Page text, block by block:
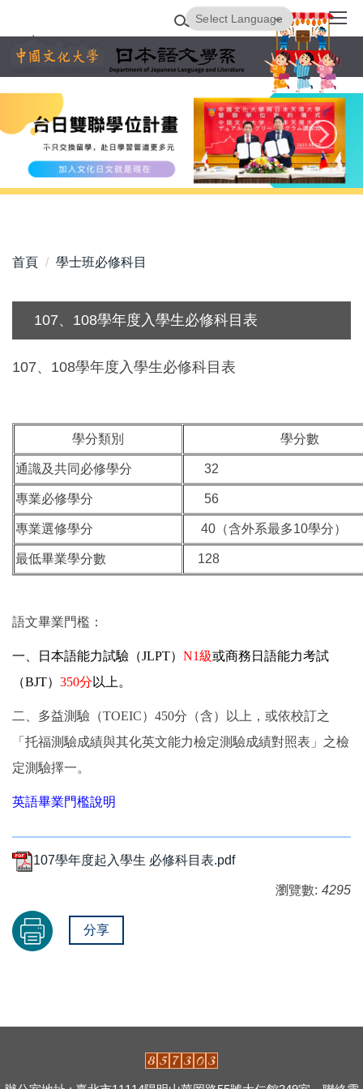
主
內
區
Translate
首頁 學士班必修科目
107、108學年度入學生必修科目表
107、108學年度入學生必修科目表
學分類別 學分數
通識及共同必修學分 32
專業必修學分 56
專業選修學分 40（含外系最多10學分）
最低畢業學分數 128
語文畢業門檻：
一、 日本語能力試驗（JLPT） N1級或商務日語能力考試
（BJT） 350分 以上。
二、多益測驗（TOEIC）450分（含）以上，或依校訂之
「托福測驗成績與其化英文能力檢定測驗成績對照表」之檢
定測驗擇一。
英語畢業門檻說明
107學年度起入學生 必修科目表.pdf
瀏覽數: 4295
分享